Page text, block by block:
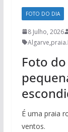
FOTO DO DIA
8 Julho, 2026
Algarve,
Foto
É uma praia
ventos.